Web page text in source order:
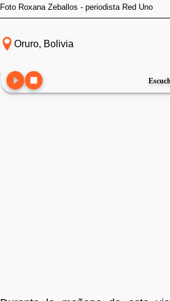
Foto Roxana Zeballos - periodista Red Uno
Oruro, Bolivia